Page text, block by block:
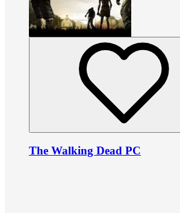
The Walking Dead PC